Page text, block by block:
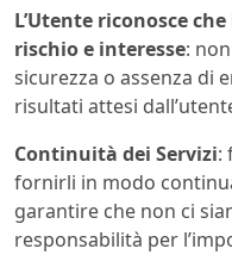
L’Utente riconosce
rischio e interesse:
sicurezza o assenza di
risultati attesi
Continuità dei Servizi:
fornirli in modo
garantire che non ci
responsabilità per